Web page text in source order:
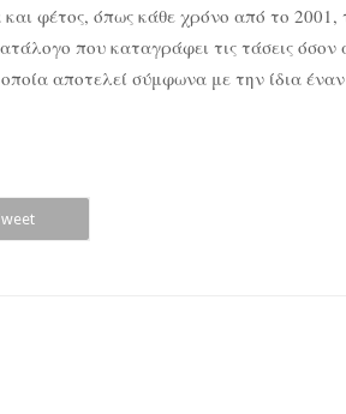
φέτος, όπως κάθε χρόνο από το
που καταγράφει τις τάσεις όσον
αποτελεί σύμφωνα με την ίδια